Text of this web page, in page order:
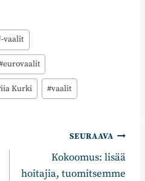
vaalit
eurovaalit
Kurki #vaalit
SEURAAVA
Kokoomus: lisää
hoitajia, tuomitsemme